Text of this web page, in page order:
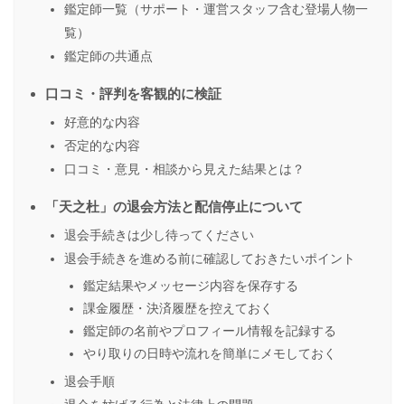
鑑定師一覧（サポート・運営スタッフ含む登場人物一
覧）
鑑定師の共通点
口コミ・評判を客観的に検証
好意的な内容
否定的な内容
口コミ・意見・相談から見えた結果とは？
「天之杜」の退会方法と配信停止について
退会手続きは少し待ってください
退会手続きを進める前に確認しておきたいポイント
鑑定結果やメッセージ内容を保存する
課金履歴・決済履歴を控えておく
鑑定師の名前やプロフィール情報を記録する
やり取りの日時や流れを簡単にメモしておく
退会手順